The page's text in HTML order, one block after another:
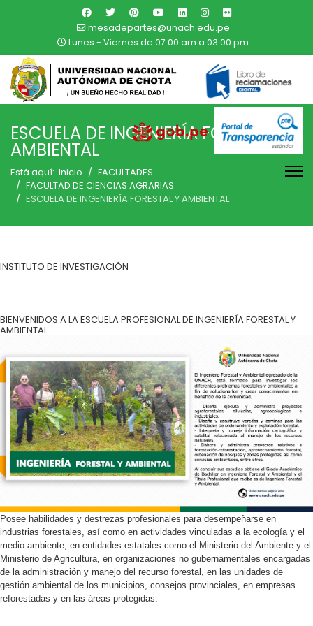
mesadepartes@unach.edu.pe
Lunes - Viernes de 07:00 am a 03:00 pm
ESCUELA DE INGENIERÍA FORESTAL Y
AMBIENTAL
Está aquí: Inicio
FACULTADES
FACULTAD DE CIENCIAS AGRARIAS
ESCUELA DE INGENIERÍA FORESTAL Y AMBIENTAL
INSTITUTO DE INVESTIGACIÓN
BIENVENIDOS A LA ESCUELA PROFESIONAL DE INGENIERÍA FORESTAL Y
AMBIENTAL
Posee habilidades y destrezas profesionales para desempeñarse en
industrias forestales, así como en actividades vinculadas a la ecología y el
medio ambiente, en entidades estatales como el Ministerio del Ambiente y el
Ministerio de Agricultura, en organizaciones no gubernamentales encargadas
de la administración y manejo del recurso forestal, en las unidades de
gestión ambiental de los municipios, consejos provinciales, en empresas
reforestadas y en las áreas protegidas.